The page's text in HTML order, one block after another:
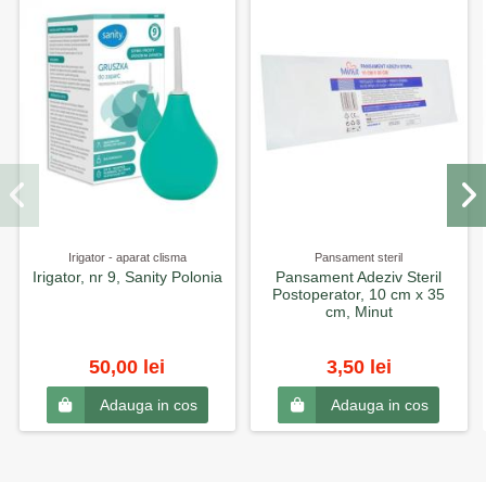
Irigator - aparat clisma
Irigator, nr 9, Sanity Polonia
50,00 lei
Adauga in cos
Pansament steril
Pansament Adeziv Steril
Postoperator, 10 cm x 35
cm, Minut
3,50 lei
Adauga in cos